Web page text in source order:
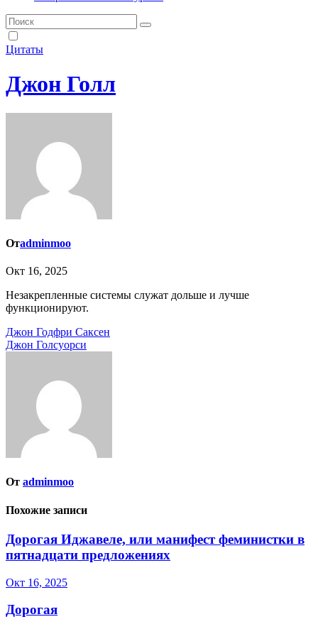
Цитаты
Джон Голл
Отadminmoo
Окт 16, 2025
Незакрепленные системы служат дольше и лучше
функционируют.
Навигация
по
Джон Годфри Саксен
Джон Голсуорси
От adminmoo
Похожие записи
Дорогая Иджавеле, или манифест феминистки в
пятнадцати предложениях
Окт 16, 2025
Дорогая